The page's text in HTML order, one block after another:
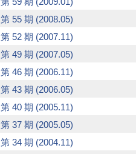
第 55 期 (2008.05)
第 52 期 (2007.11)
第 49 期 (2007.05)
第 46 期 (2006.11)
第 43 期 (2006.05)
第 40 期 (2005.11)
第 37 期 (2005.05)
第 34 期 (2004.11)